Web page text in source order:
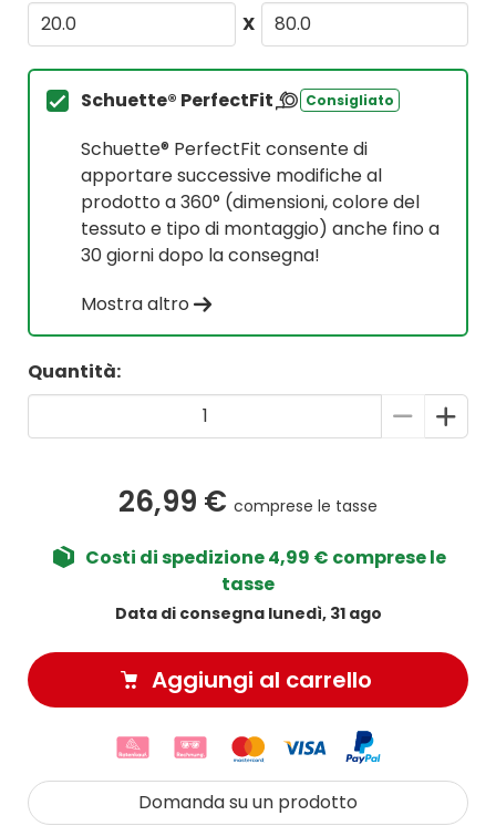
X
Schuette® PerfectFit Consigliato
Schuette® PerfectFit consente di
apportare successive modifiche al
prodotto a 360° (dimensioni, colore del
tessuto e tipo di montaggio) anche fino a
30 giorni dopo la consegna!
Mostra altro
Quantità:
26,99 € comprese le tasse
Costi di spedizione 4,99 € comprese le
tasse
Data di consegna lunedì, 31 ago
Aggiungi al carrello
Domanda su un prodotto